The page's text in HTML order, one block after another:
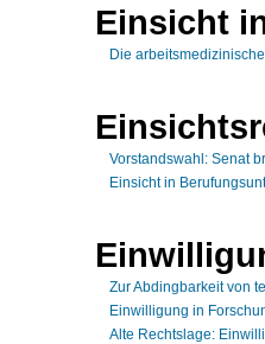
Einsicht
Die
Vorstandswahl: Senat
Einsicht in
Zur Abdingbarkeit von
Einwilligung in
Alte Rechtslage: